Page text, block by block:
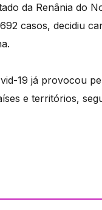
da Renânia do
casos, decidiu
19 já provocou
e territórios,